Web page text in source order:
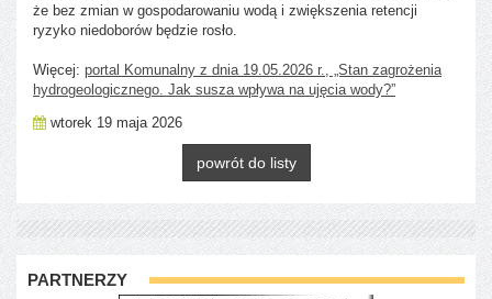
że bez zmian w gospodarowaniu wodą i zwiększenia retencji
ryzyko niedoborów będzie rosło.
Więcej: portal Komunalny z dnia 19.05.2026 r., „Stan zagrożenia
hydrogeologicznego. Jak susza wpływa na ujęcia wody?”
wtorek 19 maja 2026
powrót do listy
PARTNERZY